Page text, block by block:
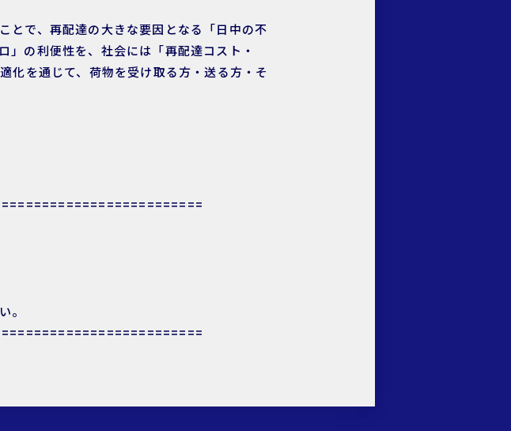
とで、再配達の大きな要因となる「日中の不
」の利便性を、社会には「再配達コスト・
化を通じて、荷物を受け取る方・送る方・そ
。